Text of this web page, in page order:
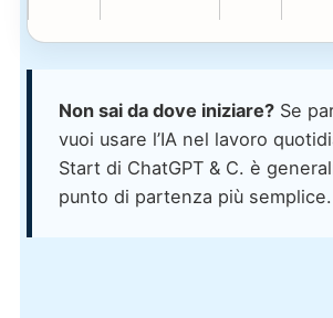
Non sai da dove iniziare? Se
vuoi usare l’IA nel lavoro
Start di ChatGPT & C. è
punto di partenza più semplice.